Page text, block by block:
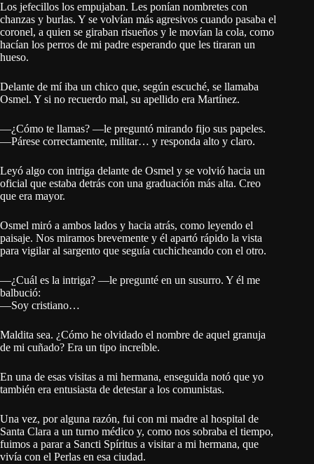
Los jefecillos los empujaban. Les ponían nombretes con
chanzas y burlas. Y se volvían más agresivos cuando pasaba el
coronel, a quien se giraban risueños y le movían la cola, como
hacían los perros de mi padre esperando que les tiraran un
hueso.
Delante de mí iba un chico que, según escuché, se llamaba
Osmel. Y si no recuerdo mal, su apellido era Martínez.
—¿Cómo te llamas? —le preguntó mirando fijo sus papeles.
—Párese correctamente, militar… y responda alto y claro.
Leyó algo con intriga delante de Osmel y se volvió hacia un
oficial que estaba detrás con una graduación más alta. Creo
que era mayor.
Osmel miró a ambos lados y hacia atrás, como leyendo el
paisaje. Nos miramos brevemente y él apartó rápido la vista
para vigilar al sargento que seguía cuchicheando con el otro.
—¿Cuál es la intriga? —le pregunté en un susurro. Y él me
balbució:
—Soy cristiano…
Maldita sea. ¿Cómo he olvidado el nombre de aquel granuja
de mi cuñado? Era un tipo increíble.
En una de esas visitas a mi hermana, enseguida notó que yo
también era entusiasta de detestar a los comunistas.
Una vez, por alguna razón, fui con mi madre al hospital de
Santa Clara a un turno médico y, como nos sobraba el tiempo,
fuimos a parar a Sancti Spíritus a visitar a mi hermana, que
vivía con el Perlas en esa ciudad.